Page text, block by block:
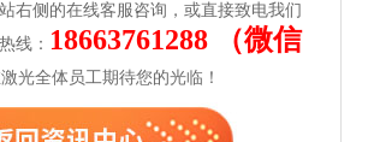
右侧的在线客服咨询，或直接致电我们
线： 18663761288 （微信
光全体员工期待您的光临！